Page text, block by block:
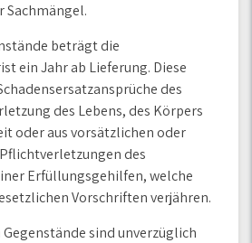
Sachmängel.
beträgt die
ein Jahr ab Lieferung. Diese
des
des Lebens, des Körpers
oder aus vorsätzlichen oder
des
Erfüllungsgehilfen, welche
Vorschriften verjähren.
sind unverzüglich